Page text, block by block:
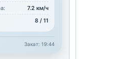
7.2 км/ч
8 / 11
Закат: 19:44